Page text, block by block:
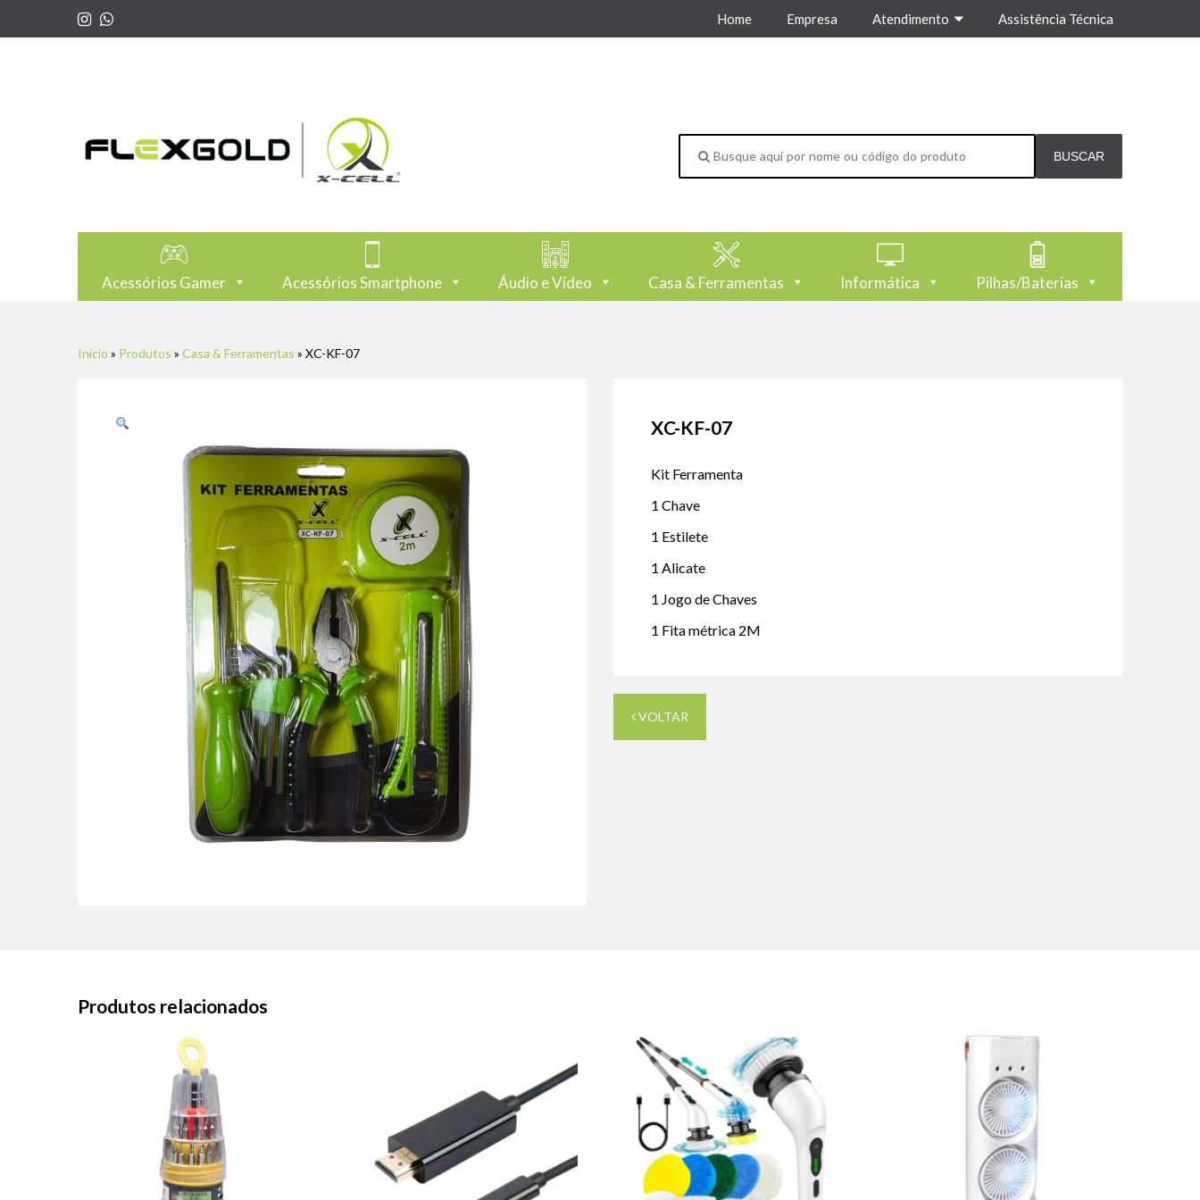
Home Empresa Atendimento Assistência Técnica
Acessórios Gamer Acessórios Smartphone Áudio e Vídeo Casa & Ferramentas Informática Pilhas/Baterias
Início » Produtos » Casa & Ferramentas » XC-KF-07
XC-KF-07
Kit Ferramenta
1 Chave
1 Estilete
1 Alicate
1 Jogo de Chaves
1 Fita métrica 2M
VOLTAR
Produtos relacionados